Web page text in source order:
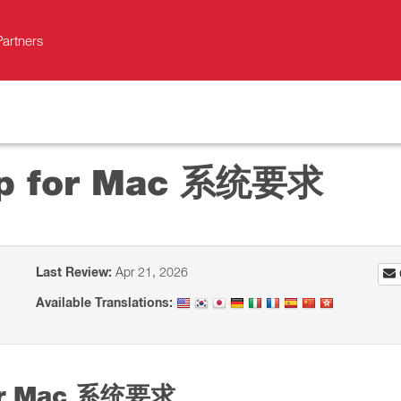
for Mac 系统要求
Last Review: Apr 21, 2026
Available Translations: